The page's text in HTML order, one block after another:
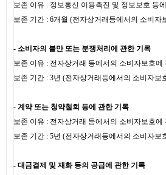
보존 이유 : 정보통신 이용촉진 및 정보보호 등
보존 기간 : 6개월 (전자상거래등에서의 소비자
- 소비자의 불만 또는 분쟁처리에 관한 기록
보존 이유 : 전자상거래 등에서의 소비자보호에
보존 기간 : 3년 (전자상거래등에서의 소비자보
- 계약 또는 청약철회 등에 관한 기록
보존 이유 : 전자상거래 등에서의 소비자보호에
보존 기간 : 5년 (전자상거래등에서의 소비자보
- 대금결제 및 재화 등의 공급에 관한 기록